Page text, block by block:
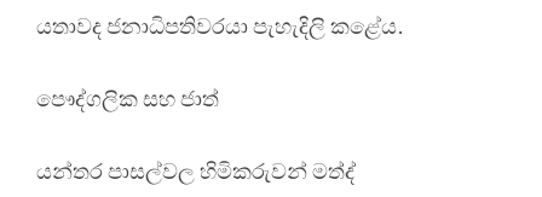
යතාවද ජනාධිපතිවරයා පැහැදිලි කළේය.
පෞද්ගලික සහ ජාත්
යන්තර පාසල්වල හිමිකරුවන් මත්ද්